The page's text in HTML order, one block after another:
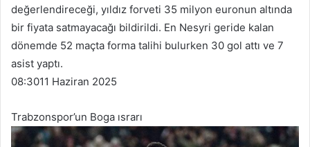
değerlendireceği, yıldız forveti 35 milyon euronun altında
bir fiyata satmayacağı bildirildi. En Nesyri geride kalan
dönemde 52 maçta forma talihi bulurken 30 gol attı ve 7
asist yaptı.
08:3011 Haziran 2025
Trabzonspor’un Boga ısrarı